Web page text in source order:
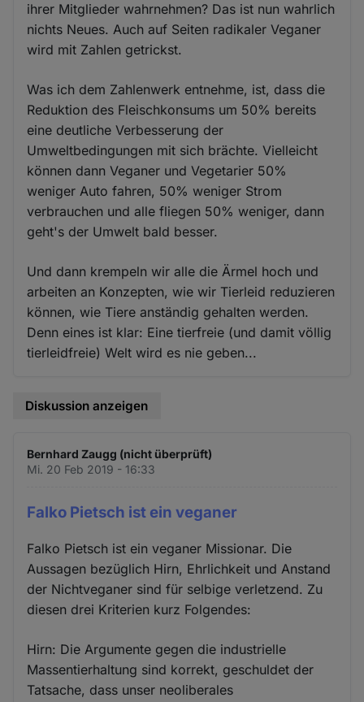
ihrer Mitglieder wahrnehmen? Das ist nun wahrlich
nichts Neues. Auch auf Seiten radikaler Veganer
wird mit Zahlen getrickst.
Was ich dem Zahlenwerk entnehme, ist, dass die
Reduktion des Fleischkonsums um 50% bereits
eine deutliche Verbesserung der
Umweltbedingungen mit sich brächte. Vielleicht
können dann Veganer und Vegetarier 50%
weniger Auto fahren, 50% weniger Strom
verbrauchen und alle fliegen 50% weniger, dann
geht's der Umwelt bald besser.
Und dann krempeln wir alle die Ärmel hoch und
arbeiten an Konzepten, wie wir Tierleid reduzieren
können, wie Tiere anständig gehalten werden.
Denn eines ist klar: Eine tierfreie (und damit völlig
tierleidfreie) Welt wird es nie geben...
Diskussion anzeigen
Bernhard Zaugg (nicht überprüft)
Mi. 20 Feb 2019 - 16:33
Falko Pietsch ist ein veganer
Falko Pietsch ist ein veganer Missionar. Die
Aussagen bezüglich Hirn, Ehrlichkeit und Anstand
der Nichtveganer sind für selbige verletzend. Zu
diesen drei Kriterien kurz Folgendes:
Hirn: Die Argumente gegen die industrielle
Massentierhaltung sind korrekt, geschuldet der
Tatsache, dass unser neoliberales